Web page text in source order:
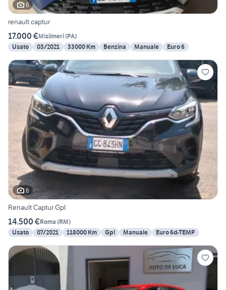
6
renault captur
17.000 €Misilmeri(PA)
Usato
03/2021 33000 Km Benzina Manuale Euro 6
6
Renault Captur Gpl
14.500 €Roma (RM)
Usato
07/2021 118000 Km Gpl Manuale Euro 6d-TEMP